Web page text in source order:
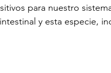
para nuestro
y esta especie,